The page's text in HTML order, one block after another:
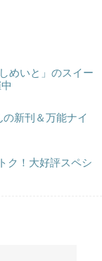
めいと」のスイー
の新刊＆万能ナイ
ク！大好評スペシ